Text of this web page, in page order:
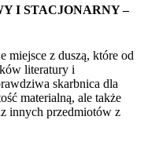
I STACJONARNY –
miejsce z duszą, które od
literatury i
skarbnica dla
materialną, ale także
innych przedmiotów z